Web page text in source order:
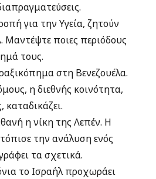
για την Υγεία, ζητούν
Μαντέψτε ποιες περιόδους
τους.
στη Βενεζουέλα.
η διεθνής κοινότητα,
η νίκη της Λεπέν. Η
την ανάλυση ενός
τα σχετικά.
το Ισραήλ προχωράει